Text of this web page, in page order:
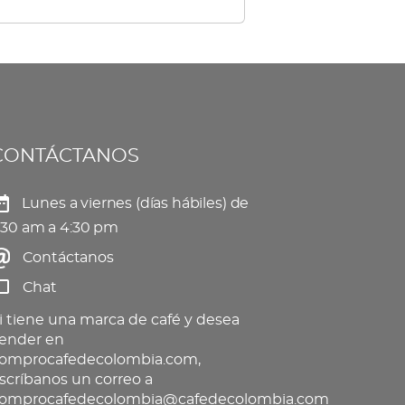
elegir
producto
Lunes a viernes (días hábiles) de
am a 4:30 pm
Contáctanos
Chat
tiene una marca de café y desea
en
un correo a